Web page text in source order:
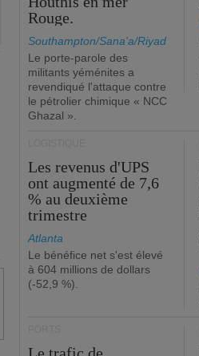
Rouge.
Southampton/Sana'a/Riyad
Le porte-parole des
militants yéménites a
revendiqué l'attaque contre
le pétrolier chimique « NCC
Ghazal ».
Les revenus d'UPS
ont augmenté de 7,6
% au deuxième
trimestre
Atlanta
Le bénéfice net s'est élevé
à 604 millions de dollars
(-52,9 %).